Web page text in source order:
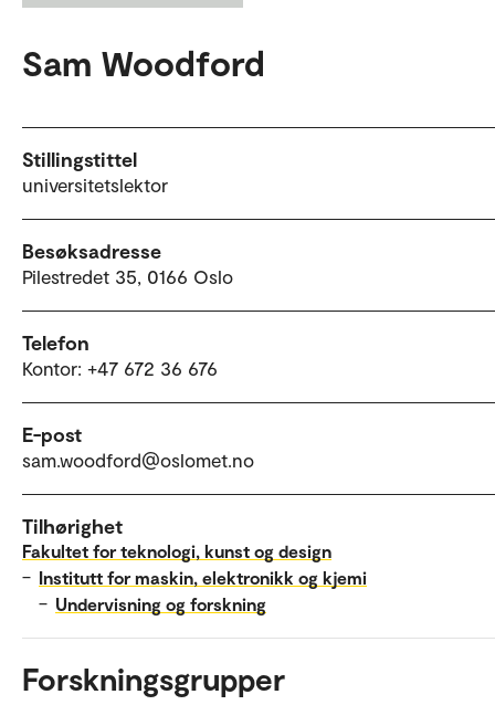
Sam Woodford
Stillingstittel
universitetslektor
Besøksadresse
Pilestredet 35, 0166 Oslo
Telefon
Kontor: +47 672 36 676
E-post
sam.woodford@oslomet.no
Tilhørighet
Fakultet for teknologi, kunst og design
– Institutt for maskin, elektronikk og kjemi
– Undervisning og forskning
Forskningsgrupper